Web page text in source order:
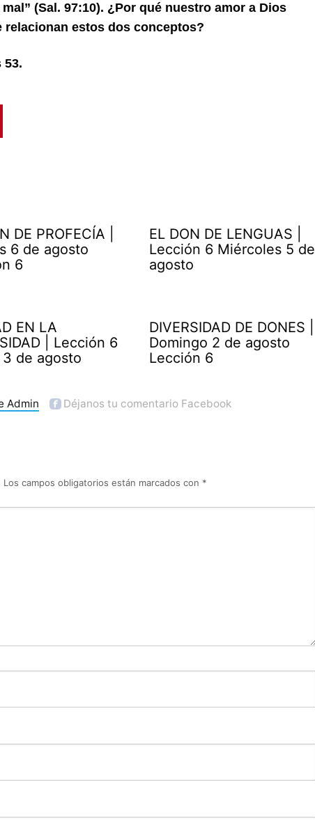
(Sal. 97:10). ¿Por qué nuestro amor a Dios
relacionan estos dos conceptos?
53.
DE PROFECÍA |
6 de agosto
6
EL DON DE LENGUAS |
Lección 6 Miércoles 5 de
agosto
EN LA
| Lección 6
3 de agosto
DIVERSIDAD DE DONES |
Domingo 2 de agosto
Lección 6
Admin Déjanos tu comentario Facebook
Los campos obligatorios están marcados con *